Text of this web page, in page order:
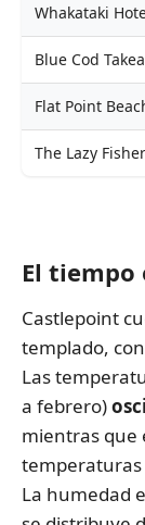
Whakataki
Blue Cod
Flat Point
The Lazy
El tiempo
Castlepoint
templado,
Las
a febrero)
mientras que
temperaturas
La humedad